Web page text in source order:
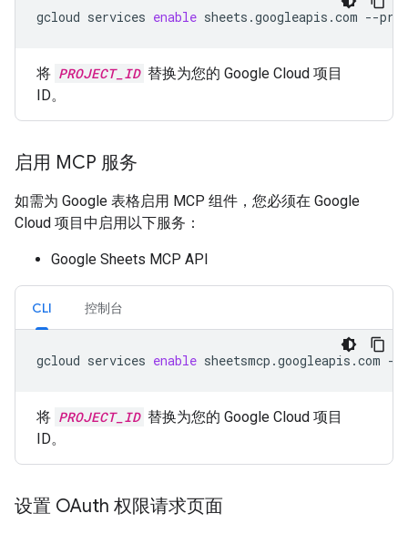
gcloud services enable sheets.googleapis.com --
将 PROJECT_ID 替换为您的 Google Cloud 项目
ID。
启用 MCP 服务
如需为 Google 表格启用 MCP 组件，您必须在 Google
Cloud 项目中启用以下服务：
Google Sheets MCP API
CLI 控制台
gcloud services enable sheetsmcp.googleapis.com --
将 PROJECT_ID 替换为您的 Google Cloud 项目
ID。
设置 OAuth 权限请求页面